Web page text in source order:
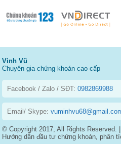
Vinh Vũ
Chuyên gia chứng khoán cao cấp
Facebook / Zalo / SĐT:0982869988
Email/ Skype:
© Copyright 2017, All Rights Reserved.
Hướng dẫn đầu tư chứng khoán, phân